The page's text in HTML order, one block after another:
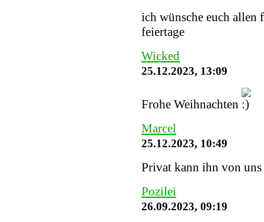
ich wünsche euch allen
feiertage
Wicked
25.12.2023, 13:09
Frohe Weihnachten
Marcel
25.12.2023, 10:49
Privat kann ihn von uns
Pozilei
26.09.2023, 09:19